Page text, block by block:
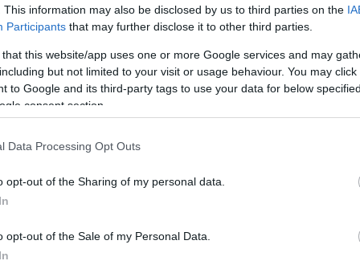
This information may also be disclosed by us to third parties on the
Participants that may further disclose it to other third parties.
that this website/app uses one or more Google services and may
but not limited to your visit or usage behaviour. You may
to Google and its third-party tags to use your data for below
consent section.
Data Processing Opt Outs
opt-out of the Sharing of my personal data.
opt-out of the Sale of my Personal Data.
– előtte szabadúsztam. Az első éve alatt
ott. Egy közös munkánk volt, a Szentivánéji álom,
próbafolyamatának kezdetén még nem látszott, mi
volt. Egyrészt azért, mert szerintem nem voltam
ismertük egymást, de bekerültem általam
hittem el, hogy tényleg ilyen nagyszerű körben
azzal telt, hogy örömtől csillogó
amit csinálnak – Znami sokszor rám is szólt,